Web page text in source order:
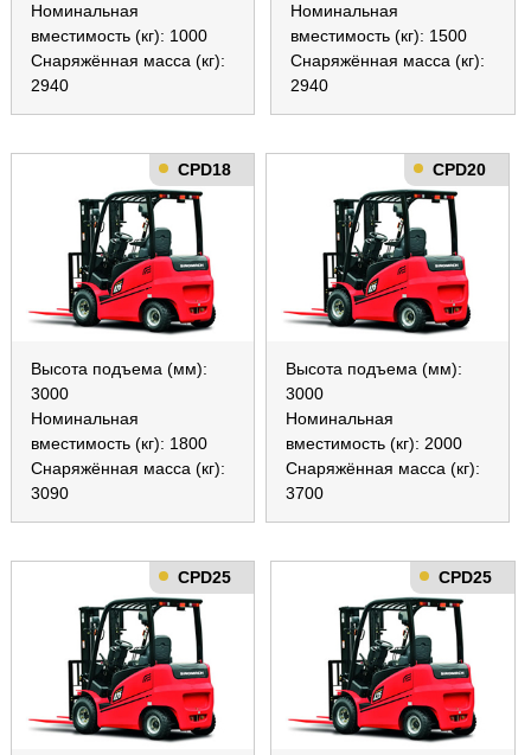
Номинальная
вместимость (кг): 1000
Снаряжённая масса (кг):
2940
Номинальная
вместимость (кг): 1500
Снаряжённая масса (кг):
2940
CPD18
Высота подъема (мм):
3000
Номинальная
вместимость (кг): 1800
Снаряжённая масса (кг):
3090
CPD20
Высота подъема (мм):
3000
Номинальная
вместимость (кг): 2000
Снаряжённая масса (кг):
3700
CPD25 CPD25